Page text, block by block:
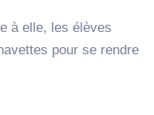
à elle, les élèves
pour se rendre